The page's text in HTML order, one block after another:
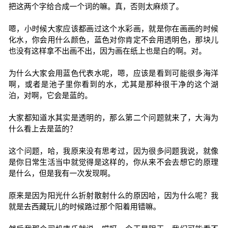
把这两个字给合成一个词的嘛。真，否则太麻烦了。
嗯，小时候大家应该都画过这个水彩画，就是你在画画的时候
化水，你会用什么颜色，蓝色对你肯定不会用透明色，那块儿
也没有这样拿不出画不出，因为画在纸上也是白的啊。对。
为什么大家会用蓝色代表水呢，嗯，应该是看到可能很多海洋
啊，或者是池子里你看到的水，尤其是那种很干净的这个湖
泊，对啊，它会是蓝的。
大家都知道水其实是透明的，那么第二个问题就来了，大海为
什么看上去是蓝的？
这个问题，哈，我原来没有思考过，因为很多问题我说，就像
是你日常生活当中就觉得是这样的，你从来不会去想它的原理
是什么，但是我有一次发现啊。
原来是因为阳光什么折射散射什么的原因哈，因为什么呢？我
就是去西藏玩儿的时候路过那个阳着用错嘛。